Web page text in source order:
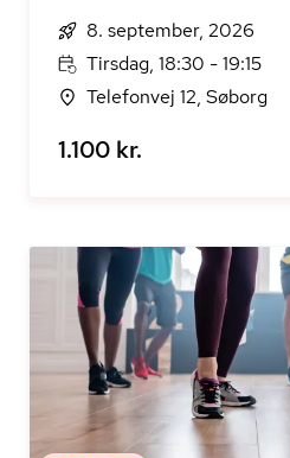
8. september, 2026
Tirsdag, 18:30 - 19:15
Telefonvej 12, Søborg
1.100 kr.